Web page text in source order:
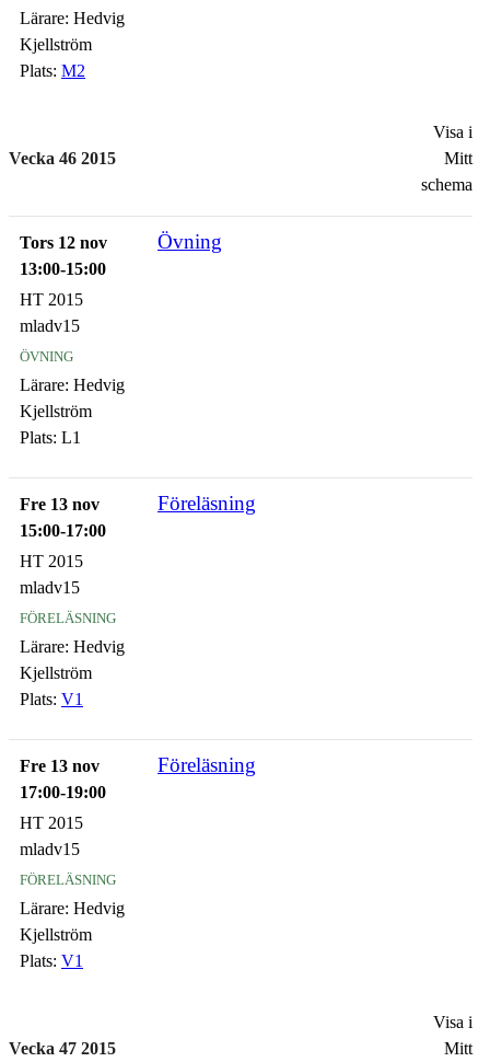
Lärare: Hedvig
Kjellström
Plats: M2
Vecka 46 2015
Visa i
Mitt
schema
Tors 12 nov
13:00-15:00
Övning
HT 2015
mladv15
övning
Lärare: Hedvig
Kjellström
Plats: L1
Fre 13 nov
15:00-17:00
Föreläsning
HT 2015
mladv15
föreläsning
Lärare: Hedvig
Kjellström
Plats: V1
Fre 13 nov
17:00-19:00
Föreläsning
HT 2015
mladv15
föreläsning
Lärare: Hedvig
Kjellström
Plats: V1
Vecka 47 2015
Visa i
Mitt